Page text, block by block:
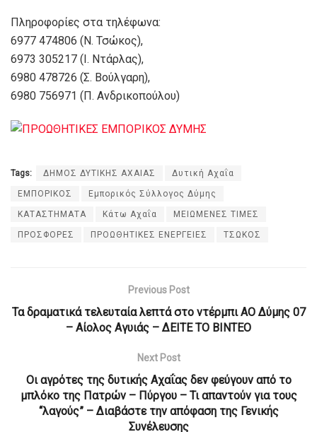
Πληροφορίες στα τηλέφωνα:
6977 474806 (Ν. Τσώκος),
6973 305217 (Ι. Ντάρλας),
6980 478726 (Σ. Βούλγαρη),
6980 756971 (Π. Ανδρικοπούλου)
Tags: ΔΗΜΟΣ ΔΥΤΙΚΗΣ ΑΧΑΙΑΣ Δυτική Αχαΐα
ΕΜΠΟΡΙΚΟΣ Εμπορικός Σύλλογος Δύμης
ΚΑΤΑΣΤΗΜΑΤΑ Κάτω Αχαΐα ΜΕΙΩΜΕΝΕΣ ΤΙΜΕΣ
ΠΡΟΣΦΟΡΕΣ ΠΡΟΩΘΗΤΙΚΕΣ ΕΝΕΡΓΕΙΕΣ ΤΣΩΚΟΣ
Previous Post
Τα δραματικά τελευταία λεπτά στο ντέρμπι ΑΟ Δύμης 07
– Αίολος Αγυιάς – ΔΕΙΤΕ ΤΟ ΒΙΝΤΕΟ
Next Post
Οι αγρότες της δυτικής Αχαΐας δεν φεύγουν από το
μπλόκο της Πατρών – Πύργου – Τι απαντούν για τους
“λαγούς” – Διαβάστε την απόφαση της Γενικής
Συνέλευσης